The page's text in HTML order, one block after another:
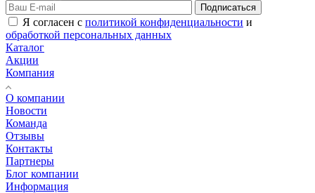
Подписаться
Я согласен с политикой конфиденциальности и
обработкой персональных данных
Каталог
Акции
Компания
О компании
Новости
Команда
Отзывы
Контакты
Партнеры
Блог компании
Информация